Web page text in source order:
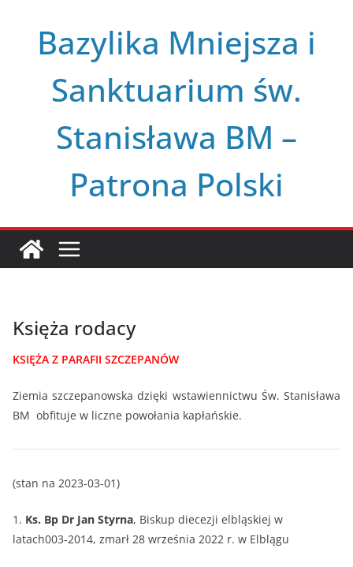
Bazylika Mniejsza i
Sanktuarium św.
Stanisława BM –
Patrona Polski
Księża rodacy
KSIĘŻA Z PARAFII SZCZEPANÓW
Ziemia szczepanowska dzięki wstawiennictwu Św. Stanisława
BM obfituje w liczne powołania kapłańskie.
(stan na 2023-03-01)
1. Ks. Bp Dr Jan Styrna, Biskup diecezji elbląskiej w
latach003-2014, zmarł 28 września 2022 r. w Elblągu